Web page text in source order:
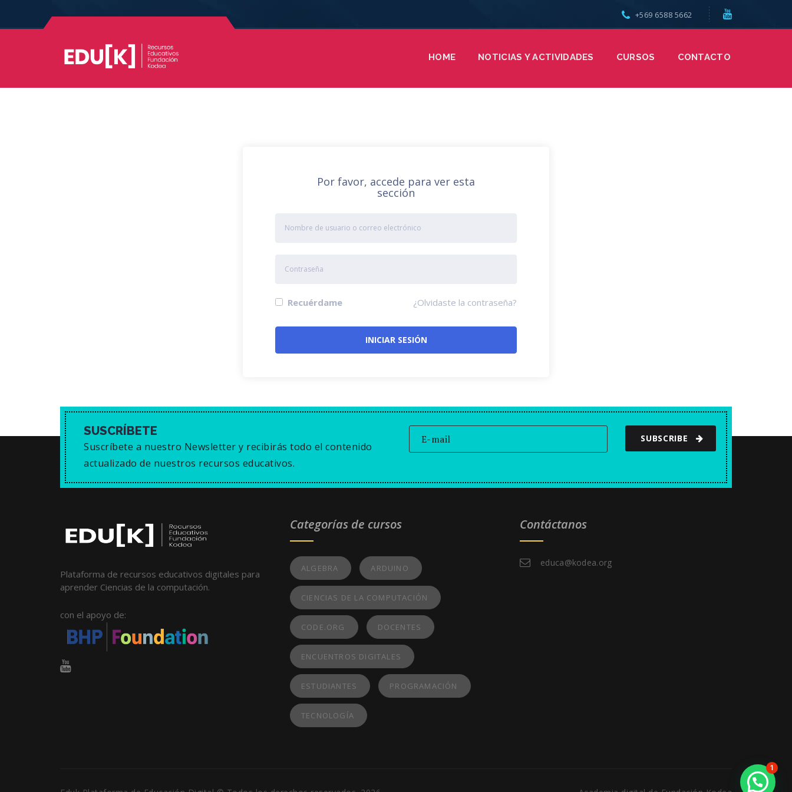
HOME NOTICIAS Y ACTIVIDADES CURSOS CONTACTO
+569 6588 5662
Por favor, accede para ver esta
sección
Recuérdame ¿Olvidaste la contraseña?
SUSCRÍBETE
Suscríbete a nuestro Newsletter y recibirás todo el contenido
actualizado de nuestros recursos educativos.
SUBSCRIBE
Plataforma de recursos educativos digitales para
aprender Ciencias de la computación.
con el apoyo de:
Categorías de cursos
ALGEBRA ARDUINO
CIENCIAS DE LA COMPUTACIÓN
CODE.ORG DOCENTES
ENCUENTROS DIGITALES
ESTUDIANTES PROGRAMACIÓN
TECNOLOGÍA
Contáctanos
educa@kodea.org
1